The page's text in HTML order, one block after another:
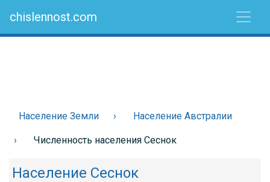
chislennost.com
Население Земли Население Австралии
Численность населения Сеснок
Население Сеснок